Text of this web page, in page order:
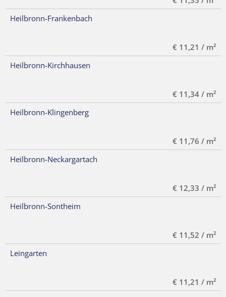
Heilbronn-Frankenbach
€ 11,21 / m²
Heilbronn-Kirchhausen
€ 11,34 / m²
Heilbronn-Klingenberg
€ 11,76 / m²
Heilbronn-Neckargartach
€ 12,33 / m²
Heilbronn-Sontheim
€ 11,52 / m²
Leingarten
€ 11,21 / m²